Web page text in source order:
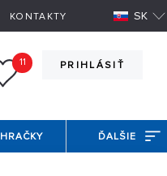
KONTAKTY SK
PRIHLÁSIŤ
11
HRAČKY ĎALŠIE